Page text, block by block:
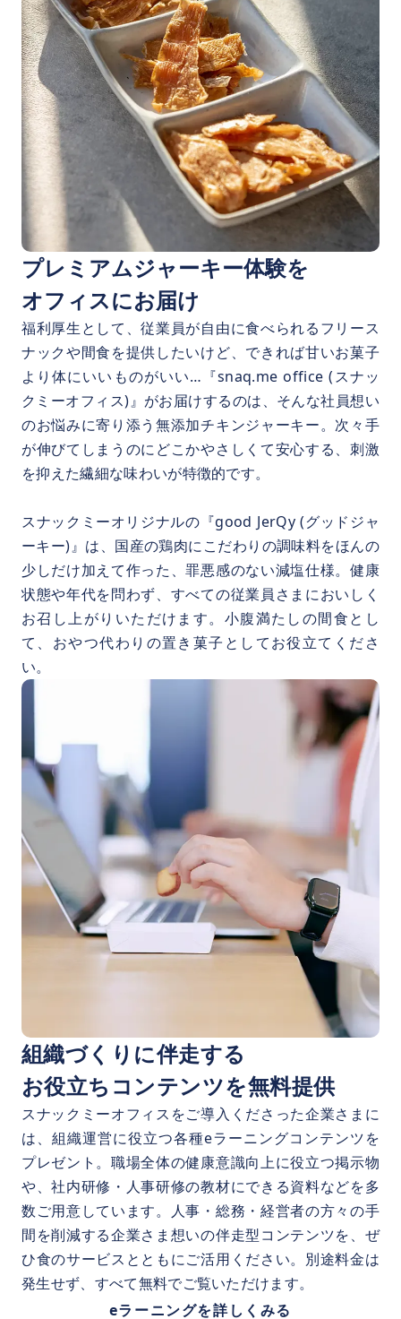
プレミアムジャーキー体験を
オフィスにお届け
福利厚生として、従業員が自由に食べられるフリース
ナックや間食を提供したいけど、できれば甘いお菓子
より体にいいものがいい…『snaq.me office (スナッ
クミーオフィス)』がお届けするのは、そんな社員想い
のお悩みに寄り添う無添加チキンジャーキー。次々手
が伸びてしまうのにどこかやさしくて安心する、刺激
を抑えた繊細な味わいが特徴的です。
スナックミーオリジナルの『good JerQy (グッドジャ
ーキー)』は、国産の鶏肉にこだわりの調味料をほんの
少しだけ加えて作った、罪悪感のない減塩仕様。健康
状態や年代を問わず、すべての従業員さまにおいしく
お召し上がりいただけます。小腹満たしの間食とし
て、おやつ代わりの置き菓子としてお役立てくださ
い。
組織づくりに伴走する
お役立ちコンテンツを無料提供
スナックミーオフィスをご導入くださった企業さまに
は、組織運営に役立つ各種eラーニングコンテンツを
プレゼント。職場全体の健康意識向上に役立つ掲示物
や、社内研修・人事研修の教材にできる資料などを多
数ご用意しています。人事・総務・経営者の方々の手
間を削減する企業さま想いの伴走型コンテンツを、ぜ
ひ食のサービスとともにご活用ください。別途料金は
発生せず、すべて無料でご覧いただけます。
eラーニングを詳しくみる